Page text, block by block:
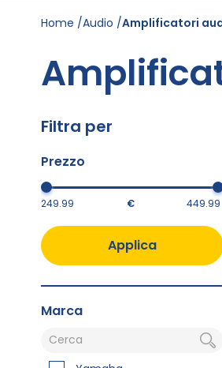
Home Audio Amplificatori
Filtra per
Prezzo
€
Applica
Marca